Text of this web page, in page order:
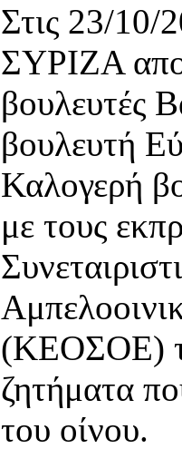
Στις 23/10/
ΣΥΡΙΖΑ
βουλευτές
βουλευτή
Καλογερή
με τους
(ΚΕΟΣΟΕ)
ζητήματα
του οίνου.